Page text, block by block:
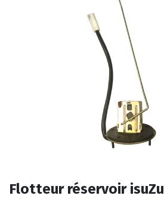
Flotteur réservoir isuZu